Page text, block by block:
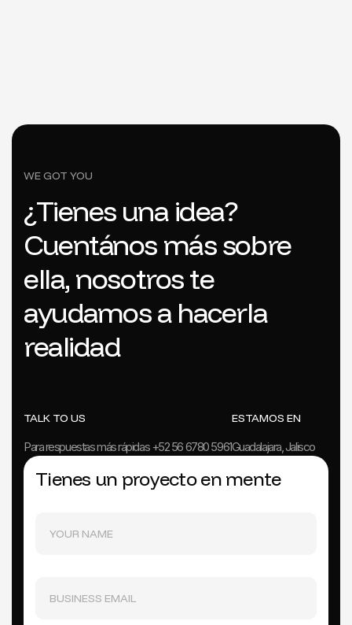
WE GOT YOU
¿Tienes una idea?
Cuentános más sobre
ella, nosotros te
ayudamos a hacerla
realidad
TALK TO US
Para respuestas más rápidas +52 56 6780 5961
ESTAMOS EN
Guadalajara, Jalisco
Tienes un proyecto en mente